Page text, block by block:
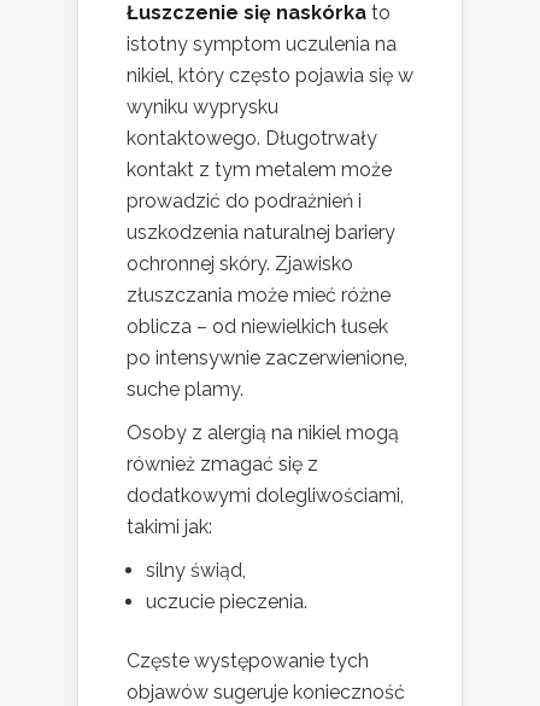
Łuszczenie się naskórka to
istotny symptom uczulenia na
nikiel, który często pojawia się w
wyniku wyprysku
kontaktowego. Długotrwały
kontakt z tym metalem może
prowadzić do podrażnień i
uszkodzenia naturalnej bariery
ochronnej skóry. Zjawisko
złuszczania może mieć różne
oblicza – od niewielkich łusek
po intensywnie zaczerwienione,
suche plamy.
Osoby z alergią na nikiel mogą
również zmagać się z
dodatkowymi dolegliwościami,
takimi jak:
silny świąd,
uczucie pieczenia.
Częste występowanie tych
objawów sugeruje konieczność